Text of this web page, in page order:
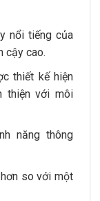
nổi tiếng của
cậy cao.
thiết kế hiện
thiện với môi
năng thông
so với một